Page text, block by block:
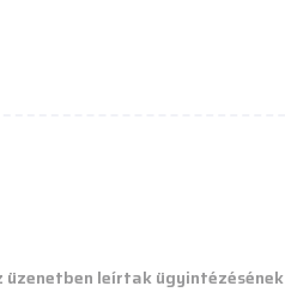
leírtak ügyintézésének